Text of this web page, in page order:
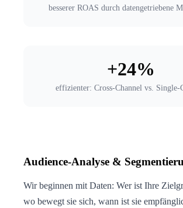
besserer ROAS durch datengetriebene
+24%
effizienter: Cross-Channel vs. Single-
Audience-Analyse &
Wir beginnen mit Daten: Wer ist Ihre
wo bewegt sie sich, wann ist sie